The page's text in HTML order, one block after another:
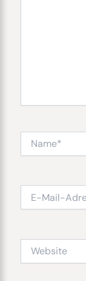
Mail-
Website